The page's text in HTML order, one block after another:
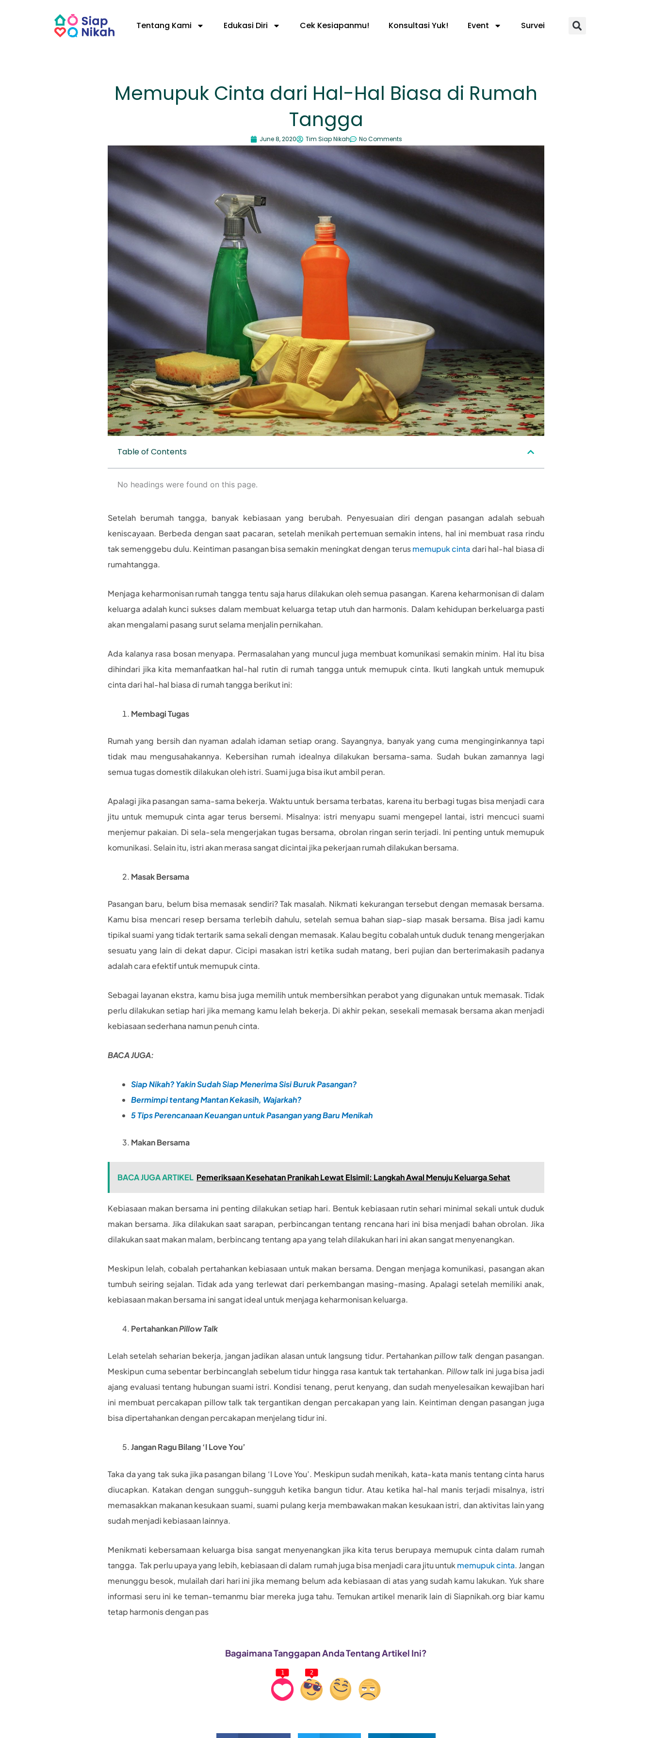
Tentang Kami Edukasi Diri Cek Kesiapanmu! Konsultasi Yuk! Event Survei
Memupuk Cinta dari Hal-Hal Biasa di Rumah
Tangga
June 8, 2020 Tim Siap Nikah No Comments
Table of Contents
No headings were found on this page.
Setelah berumah tangga, banyak kebiasaan yang berubah. Penyesuaian diri dengan pasangan adalah sebuah
keniscayaan. Berbeda dengan saat pacaran, setelah menikah pertemuan semakin intens, hal ini membuat rasa rindu
tak semenggebu dulu. Keintiman pasangan bisa semakin meningkat dengan terusmemupuk cinta dari hal-hal biasa di
rumahtangga.
Menjaga keharmonisan rumah tangga tentu saja harus dilakukan oleh semua pasangan. Karena keharmonisan di dalam
keluarga adalah kunci sukses dalam membuat keluarga tetap utuh dan harmonis. Dalam kehidupan berkeluarga pasti
akan mengalami pasang surut selama menjalin pernikahan.
Ada kalanya rasa bosan menyapa. Permasalahan yang muncul juga membuat komunikasi semakin minim. Hal itu bisa
dihindari jika kita memanfaatkan hal-hal rutin di rumah tangga untuk memupuk cinta. Ikuti langkah untuk memupuk
cinta dari hal-hal biasa di rumah tangga berikut ini:
Membagi Tugas
Rumah yang bersih dan nyaman adalah idaman setiap orang. Sayangnya, banyak yang cuma menginginkannya tapi
tidak mau mengusahakannya. Kebersihan rumah idealnya dilakukan bersama-sama. Sudah bukan zamannya lagi
semua tugas domestik dilakukan oleh istri. Suami juga bisa ikut ambil peran.
Apalagi jika pasangan sama-sama bekerja. Waktu untuk bersama terbatas, karena itu berbagi tugas bisa menjadi cara
jitu untuk memupuk cinta agar terus bersemi. Misalnya: istri menyapu suami mengepel lantai, istri mencuci suami
menjemur pakaian. Di sela-sela mengerjakan tugas bersama, obrolan ringan serin terjadi. Ini penting untuk memupuk
komunikasi. Selain itu, istri akan merasa sangat dicintai jika pekerjaan rumah dilakukan bersama.
Masak Bersama
Pasangan baru, belum bisa memasak sendiri? Tak masalah. Nikmati kekurangan tersebut dengan memasak bersama.
Kamu bisa mencari resep bersama terlebih dahulu, setelah semua bahan siap-siap masak bersama. Bisa jadi kamu
tipikal suami yang tidak tertarik sama sekali dengan memasak. Kalau begitu cobalah untuk duduk tenang mengerjakan
sesuatu yang lain di dekat dapur. Cicipi masakan istri ketika sudah matang, beri pujian dan berterimakasih padanya
adalah cara efektif untuk memupuk cinta.
Sebagai layanan ekstra, kamu bisa juga memilih untuk membersihkan perabot yang digunakan untuk memasak. Tidak
perlu dilakukan setiap hari jika memang kamu lelah bekerja. Di akhir pekan, sesekali memasak bersama akan menjadi
kebiasaan sederhana namun penuh cinta.
BACA JUGA:
Siap Nikah? Yakin Sudah Siap Menerima Sisi Buruk Pasangan?
Bermimpi tentang Mantan Kekasih, Wajarkah?
5 Tips Perencanaan Keuangan untuk Pasangan yang Baru Menikah
Makan Bersama
BACA JUGA ARTIKEL Pemeriksaan Kesehatan Pranikah Lewat Elsimil: Langkah Awal Menuju Keluarga Sehat
Kebiasaan makan bersama ini penting dilakukan setiap hari. Bentuk kebiasaan rutin sehari minimal sekali untuk duduk
makan bersama. Jika dilakukan saat sarapan, perbincangan tentang rencana hari ini bisa menjadi bahan obrolan. Jika
dilakukan saat makan malam, berbincang tentang apa yang telah dilakukan hari ini akan sangat menyenangkan.
Meskipun lelah, cobalah pertahankan kebiasaan untuk makan bersama. Dengan menjaga komunikasi, pasangan akan
tumbuh seiring sejalan. Tidak ada yang terlewat dari perkembangan masing-masing. Apalagi setelah memiliki anak,
kebiasaan makan bersama ini sangat ideal untuk menjaga keharmonisan keluarga.
PertahankanPillow Talk
Lelah setelah seharian bekerja, jangan jadikan alasan untuk langsung tidur. Pertahankanpillow talk dengan pasangan.
Meskipun cuma sebentar berbincanglah sebelum tidur hingga rasa kantuk tak tertahankan. Pillow talk ini juga bisa jadi
ajang evaluasi tentang hubungan suami istri. Kondisi tenang, perut kenyang, dan sudah menyelesaikan kewajiban hari
ini membuat percakapan pillow talk tak tergantikan dengan percakapan yang lain. Keintiman dengan pasangan juga
bisa dipertahankan dengan percakapan menjelang tidur ini.
Jangan Ragu Bilang ‘I Love You’
Taka da yang tak suka jika pasangan bilang ‘I Love You’. Meskipun sudah menikah, kata-kata manis tentang cinta harus
diucapkan. Katakan dengan sungguh-sungguh ketika bangun tidur. Atau ketika hal-hal manis terjadi misalnya, istri
memasakkan makanan kesukaan suami, suami pulang kerja membawakan makan kesukaan istri, dan aktivitas lain yang
sudah menjadi kebiasaan lainnya.
Menikmati kebersamaan keluarga bisa sangat menyenangkan jika kita terus berupaya memupuk cinta dalam rumah
tangga. Tak perlu upaya yang lebih, kebiasaan di dalam rumah juga bisa menjadi cara jitu untukmemupuk cinta. Jangan
menunggu besok, mulailah dari hari ini jika memang belum ada kebiasaan di atas yang sudah kamu lakukan. Yuk share
informasi seru ini ke teman-temanmu biar mereka juga tahu. Temukan artikel menarik lain di Siapnikah.org biar kamu
tetap harmonis dengan pas
Bagaimana Tanggapan Anda Tentang Artikel Ini?
1 2